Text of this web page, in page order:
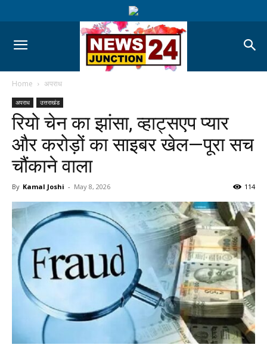
Home अपराध
अपराध उत्तराखंड
रियो चेन का झांसा, व्हाट्सएप प्यार
और करोड़ों का साइबर खेल—पूरा सच
चौंकाने वाला
By Kamal Joshi - May 8, 2026 114